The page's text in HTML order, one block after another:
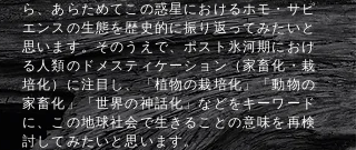
ら、あらためてこの惑星におけるホモ・サピ
エンスの生態を歴史的に振り返ってみたいと
思います。そのうえで、ポスト氷河期におけ
る人類のドメスティケーション（家畜化・栽
培化）に注目し、「植物の栽培化」「動物の
家畜化」「世界の神話化」などをキーワード
に、この地球社会で生きることの意味を再検
討してみたいと思います。